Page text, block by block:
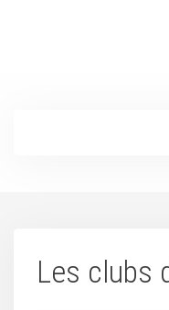
Les clubs